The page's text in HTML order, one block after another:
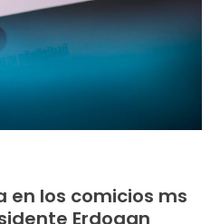
en los comicios ms
Erdogan